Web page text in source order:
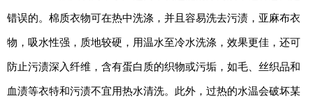
错误的。棉质衣物可在热中洗涤，并且容易洗去污渍，亚麻布衣
物，吸水性强，质地较硬，用温水至冷水洗涤，效果更佳，还可
防止污渍深入纤维，含有蛋白质的织物或污垢，如毛、丝织品和
血渍等衣特和污渍不宜用热水清洗。此外，过热的水温会破坏某